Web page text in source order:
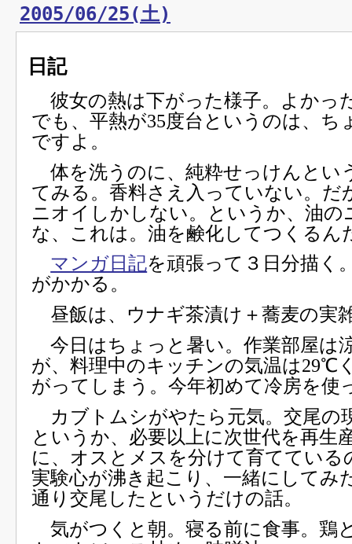
2005/06/25(土)
日記
彼女の熱は下がった様子。よかっ
でも、平熱が35度台というのは、ち
ですよ。
体を洗うのに、純粋せっけんとい
てみる。香料さえ入っていない。だ
ニオイしかしない。というか、油の
な、これは。油を鹸化してつくるん
マンガ日記を頑張って３日分描く
がかかる。
昼飯は、ウナギ茶漬け＋蕎麦の実
今日はちょっと暑い。作業部屋は
が、料理中のキッチンの気温は29℃
がってしまう。今年初めて冷房を使
カブトムシがやたら元気。交尾の
というか、必要以上に次世代を再生
に、オスとメスを分けて育てている
実験心が沸き起こり、一緒にしてみ
通り交尾したというだけの話。
気がつくと朝。寝る前に食事。鶏